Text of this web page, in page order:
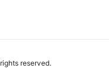
reserved.